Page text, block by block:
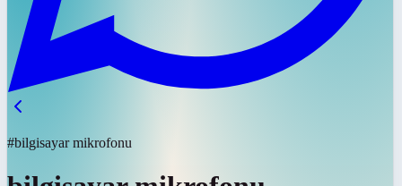
#bilgisayar mikrofonu